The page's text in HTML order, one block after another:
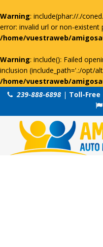
Warning: include(phar://./
error: invalid url or non-existent
/home/vuestraweb/
Warning: include(): Failed
inclusion (include_path='.:/opt/
/home/vuestraweb/
239-888-6898 | Toll-Free